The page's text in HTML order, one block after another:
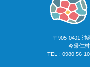
〒905-0401 沖
今帰仁
TEL：0980-56-